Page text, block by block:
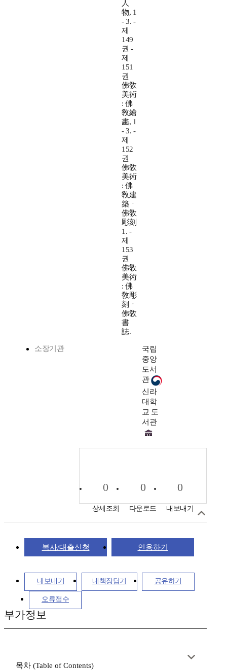
人
物, 1
- 3. -
제
149
권 -
제
151
권
佛敎
美術
: 佛
敎繪
畵, 1
- 3. -
제
152
권
佛敎
美術
: 佛
敎建
築ㆍ
佛敎
彫刻
1. -
제
153
권
佛敎
美術
: 佛
敎彫
刻ㆍ
佛敎
書
誌.
소장기관
국립
중앙
도서
관
신라
대학
교 도
서관
0
상세조회
0
다운로드
0
내보내기
복사/대출신청 인용하기
내보내기 내책장담기 공유하기
오류접수
부가정보
목차 (Table of Contents)